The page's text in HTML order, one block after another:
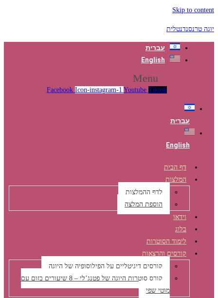
Skip to content
יוגה טרנסנדנטלית
עברית
English
Menu
Facebook Icon-instagram-1 Youtube Tiktok
עברית
English
דף הבית
המלצות
לדף ההמלצות
הוספת המלצה
וידאו
בלוג
לימוד הסוטרות
קורסים והרצאות
קורסים דיגיטליים על הפילוסופיה של היוגה
קורס סוטרות היוגה של פטנג’לי – 8 שיעורים בזום עם
מוטי שפי